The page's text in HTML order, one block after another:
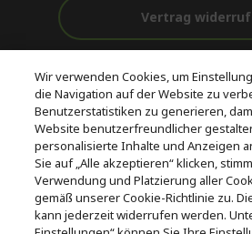
Vertrag
Kostenloser
Versand
vor und
dem Kauf
© 2026 Acer Inc.
CPYou BV ist der autorisierte
Produkte und Dienstleistungen, die in
werden.
Wir verwenden Cookies, um
die Navigation auf der Website zu
Benutzerstatistiken zu generieren,
Website benutzerfreundlicher
personalisierte Inhalte und Anzeigen
Sie auf „Alle akzeptieren“ klicken,
Verwendung und Platzierung aller
gemäß unserer Cookie-Richtlinie zu.
kann jederzeit widerrufen werden.